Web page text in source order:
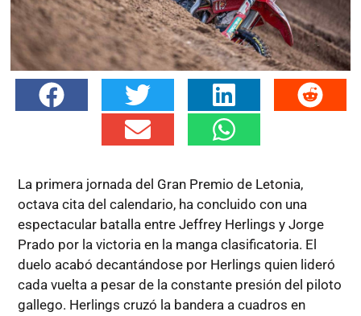
La primera jornada del Gran Premio de Letonia,
octava cita del calendario, ha concluido con una
espectacular batalla entre Jeffrey Herlings y Jorge
Prado por la victoria en la manga clasificatoria. El
duelo acabó decantándose por Herlings quien lideró
cada vuelta a pesar de la constante presión del piloto
gallego. Herlings cruzó la bandera a cuadros en